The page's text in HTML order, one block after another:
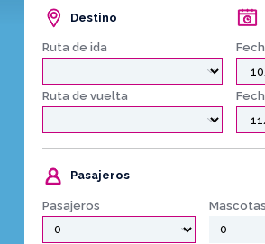
Destino
Ruta de ida
Ruta de vuelta
Pasajeros
Pasajeros Mascotas